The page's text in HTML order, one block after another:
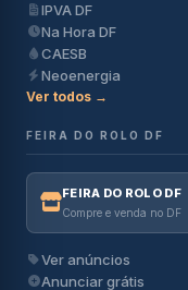
IPVA DF
Na Hora DF
CAESB
Neoenergia
Ver todos →
FEIRA DO ROLO DF
FEIRA DO ROLO DF
Compre e venda no DF
Ver anúncios
Anunciar grátis